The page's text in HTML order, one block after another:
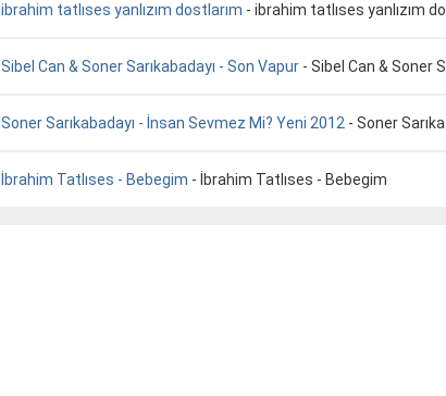
ibrahim tatlıses yanlızım dostlarım - ibrahim tatlıses yanlızım dostlarım
Sibel Can & Soner Sarıkabadayı - Son Vapur - Sibel Can & Soner Sarıkabadayı - Son Vapur
Soner Sarıkabadayı - İnsan Sevmez Mi? Yeni 2012 - Soner Sarıkabadayı - İnsan Sevmez Mi- Yeni 2012 (Orjinal) -
İbrahim Tatlıses - Bebegim - İbrahim Tatlıses - Bebegim